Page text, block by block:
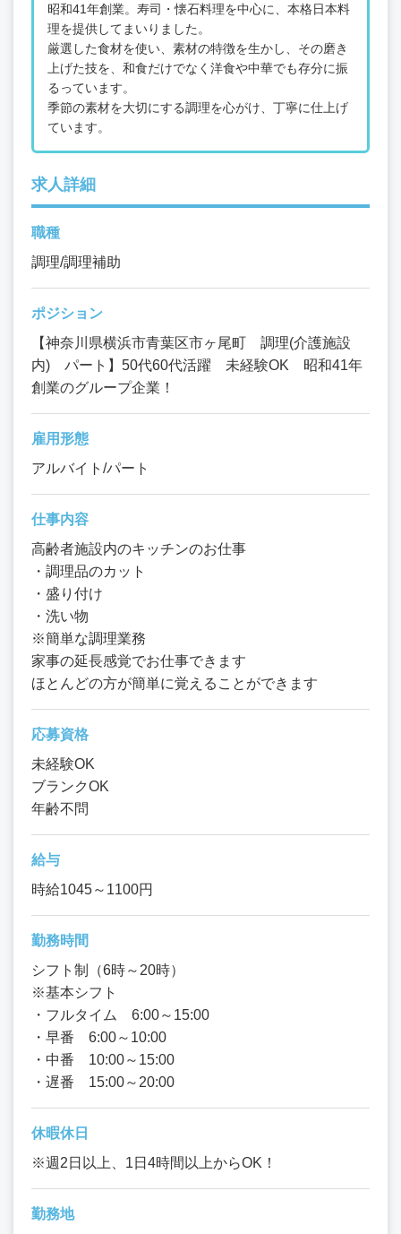
昭和41年創業。寿司・懐石料理を中心に、本格日本料
理を提供してまいりました。
厳選した食材を使い、素材の特徴を生かし、その磨き
上げた技を、和食だけでなく洋食や中華でも存分に振
るっています。
季節の素材を大切にする調理を心がけ、丁寧に仕上げ
ています。
求人詳細
職種
調理/調理補助
ポジション
【神奈川県横浜市青葉区市ヶ尾町 調理(介護施設
内) パート】50代60代活躍 未経験OK 昭和41年
創業のグループ企業！
雇用形態
アルバイト/パート
仕事内容
高齢者施設内のキッチンのお仕事
・調理品のカット
・盛り付け
・洗い物
※簡単な調理業務
家事の延長感覚でお仕事できます
ほとんどの方が簡単に覚えることができます
応募資格
未経験OK
ブランクOK
年齢不問
給与
時給1045～1100円
勤務時間
シフト制（6時～20時）
※基本シフト
・フルタイム 6:00～15:00
・早番 6:00～10:00
・中番 10:00～15:00
・遅番 15:00～20:00
休暇休日
※週2日以上、1日4時間以上からOK！
勤務地